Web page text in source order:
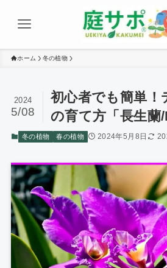
ホーム 冬の植物
初心者でも簡単！
の育て方「長生蘭
2024
5/08
冬の植物 春の植物 2024年5月8日